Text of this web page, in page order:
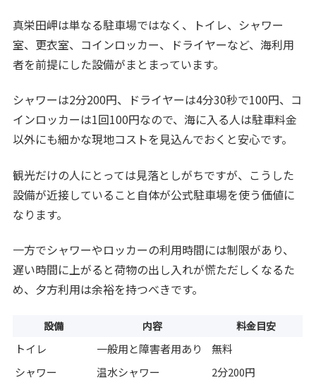
真栄田岬は単なる駐車場ではなく、トイレ、シャワー
室、更衣室、コインロッカー、ドライヤーなど、海利用
者を前提にした設備がまとまっています。
シャワーは2分200円、ドライヤーは4分30秒で100円、コ
インロッカーは1回100円なので、海に入る人は駐車料金
以外にも細かな現地コストを見込んでおくと安心です。
観光だけの人にとっては見落としがちですが、こうした
設備が近接していること自体が公式駐車場を使う価値に
なります。
一方でシャワーやロッカーの利用時間には制限があり、
遅い時間に上がると荷物の出し入れが慌ただしくなるた
め、夕方利用は余裕を持つべきです。
設備 内容 料金目安
トイレ 一般用と障害者用あり
無料
シャワー
温水シャワー
2分200円